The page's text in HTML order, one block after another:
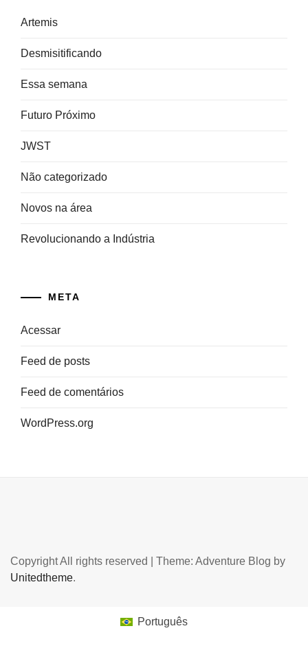
Artemis
Desmisitificando
Essa semana
Futuro Próximo
JWST
Não categorizado
Novos na área
Revolucionando a Indústria
META
Acessar
Feed de posts
Feed de comentários
WordPress.org
Copyright All rights reserved
Theme: Adventure Blog by
Unitedtheme.
Português